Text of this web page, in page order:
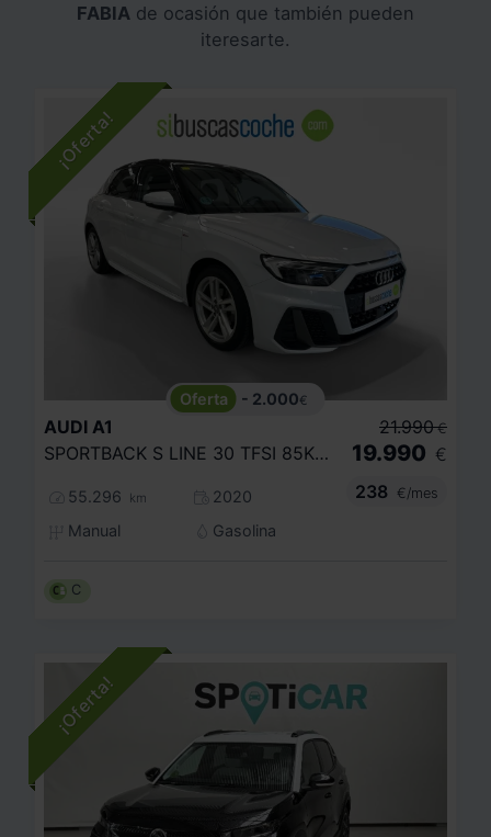
FABIA de ocasión que también pueden
iteresarte.
- 2.000€
AUDI A1
SPORTBACK S LINE 30 TFSI 85KW (116CV)
55.296 km
2020
Manual
Gasolina
21.990 €
19.990 €
238
€/mes
C